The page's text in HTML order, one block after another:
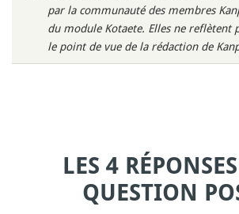
par la communauté des membres
du module Kotaete. Elles ne reflètent
le point de vue de la rédaction de
LES 4
QUESTION